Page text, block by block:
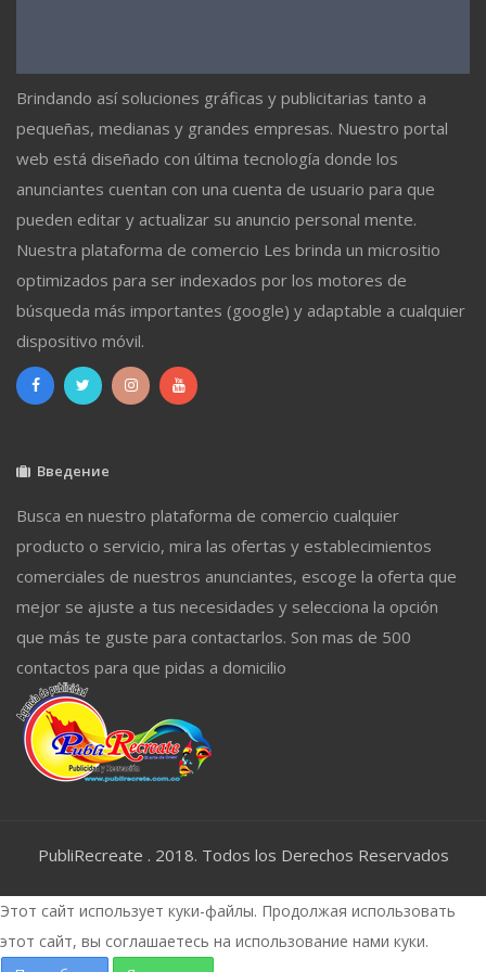
Brindando así soluciones gráficas y publicitarias tanto a
pequeñas, medianas y grandes empresas. Nuestro portal
web está diseñado con última tecnología donde los
anunciantes cuentan con una cuenta de usuario para que
pueden editar y actualizar su anuncio personal mente.
Nuestra plataforma de comercio Les brinda un micrositio
optimizados para ser indexados por los motores de
búsqueda más importantes (google) y adaptable a cualquier
dispositivo móvil.
Введение
Busca en nuestro plataforma de comercio cualquier
producto o servicio, mira las ofertas y establecimientos
comerciales de nuestros anunciantes, escoge la oferta que
mejor se ajuste a tus necesidades y selecciona la opción
que más te guste para contactarlos. Son mas de 500
contactos para que pidas a domicilio
PubliRecreate . 2018. Todos los Derechos Reservados
Этот сайт использует куки-файлы. Продолжая использовать
этот сайт, вы соглашаетесь на использование нами куки.